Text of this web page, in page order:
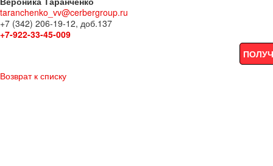
taranchenko_vv@cerbergroup.ru
+7 (342) 206-19-12, доб.137
+7-922-33-45-009
Возврат к списку